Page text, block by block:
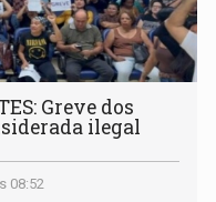
Greve dos
ilegal
08:52